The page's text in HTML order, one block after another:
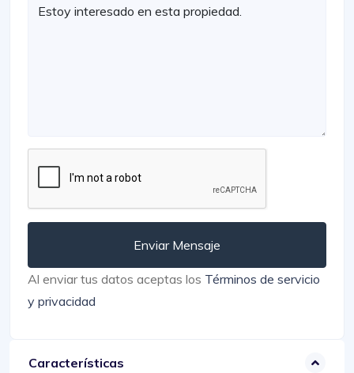
Enviar Mensaje
Al enviar tus datos aceptas los Términos de servicio
y privacidad
Características